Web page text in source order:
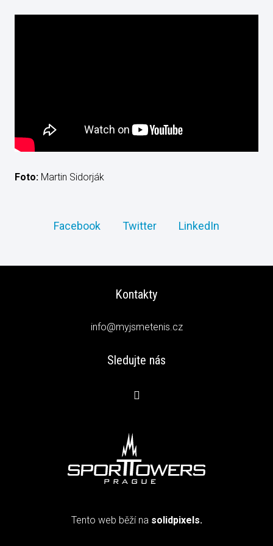
Foto: Martin Sidorják
Facebook Twitter LinkedIn
Kontakty
info@myjsmetenis.cz
Sledujte nás
Tento web běží na solidpixels.